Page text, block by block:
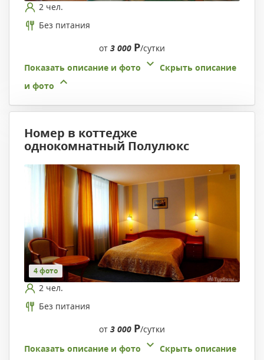
2 чел.
Без питания
от 3 000 Р/сутки
Показать описание и фото
Скрыть описание
и фото
Номер в коттедже
однокомнатный Полулюкс
4 фото
2 чел.
Без питания
от 3 000 Р/сутки
Показать описание и фото
Скрыть описание